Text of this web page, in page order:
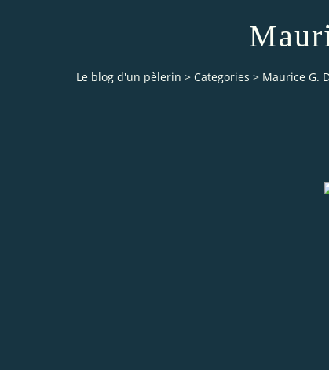
Le blog d'un pèlerin > Categories > Maurice G.